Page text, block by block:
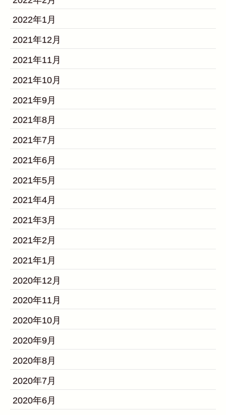
2022年1月
2021年12月
2021年11月
2021年10月
2021年9月
2021年8月
2021年7月
2021年6月
2021年5月
2021年4月
2021年3月
2021年2月
2021年1月
2020年12月
2020年11月
2020年10月
2020年9月
2020年8月
2020年7月
2020年6月